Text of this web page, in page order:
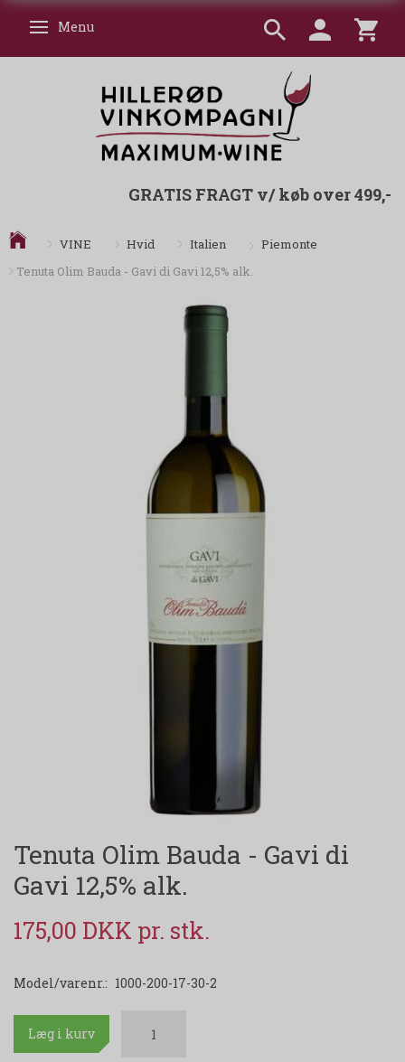
Skifte navigation
Menu
GRATIS FRAGT v/ køb over 499,-
VINE Hvid Italien
Piemonte
Tenuta Olim Bauda - Gavi di Gavi 12,5% alk.
Tenuta Olim Bauda - Gavi di
Gavi 12,5% alk.
175,00 DKK
Model/varenr.: 1000-200-17-30-2
Læg i kurv